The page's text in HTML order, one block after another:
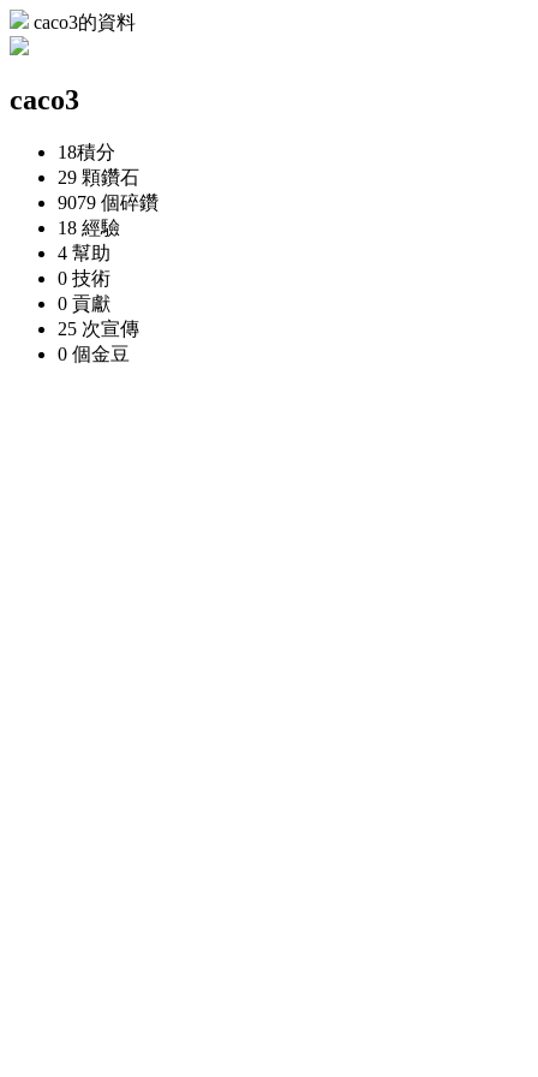
caco3的資料
caco3
18積分
29 顆鑽石
9079 個碎鑽
18 經驗
4 幫助
0 技術
0 貢獻
25 次宣傳
0 個金豆